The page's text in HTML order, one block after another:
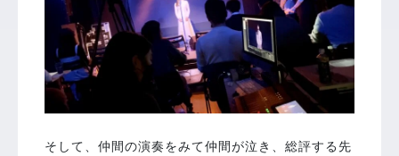
そして、仲間の演奏をみて仲間が泣き、総評する先